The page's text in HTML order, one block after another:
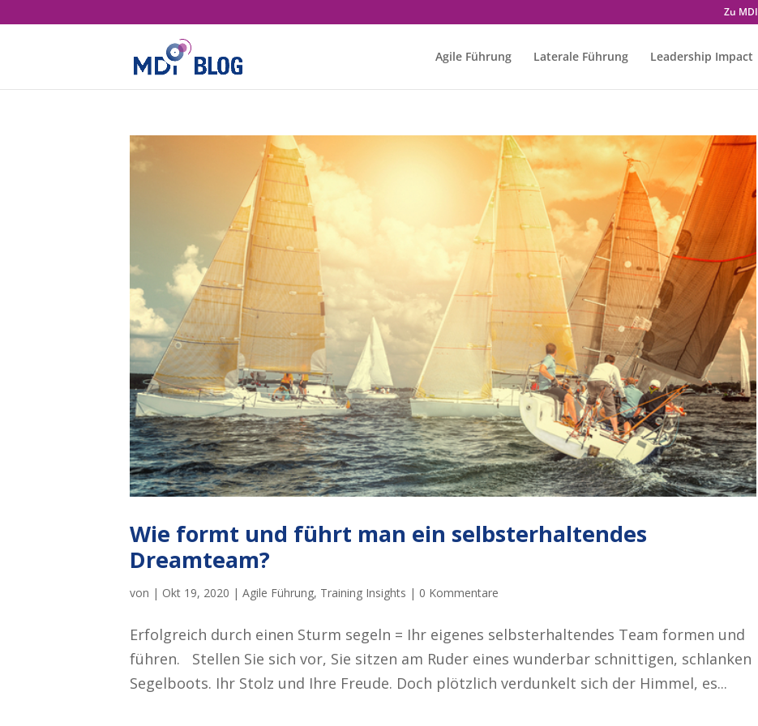
Zu MDI
Agile Führung Laterale Führung Leadership Impact
Wie formt und führt man ein selbsterhaltendes
Dreamteam?
von | Okt 19, 2020 | Agile Führung, Training Insights | 0 Kommentare
Erfolgreich durch einen Sturm segeln = Ihr eigenes selbsterhaltendes Team formen und
führen. Stellen Sie sich vor, Sie sitzen am Ruder eines wunderbar schnittigen, schlanken
Segelboots. Ihr Stolz und Ihre Freude. Doch plötzlich verdunkelt sich der Himmel, es...